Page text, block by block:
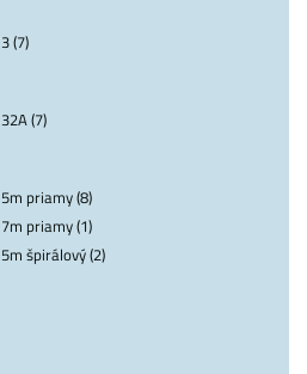
3 (7)
32A (7)
5m priamy (8)
7m priamy (1)
5m špirálový (2)